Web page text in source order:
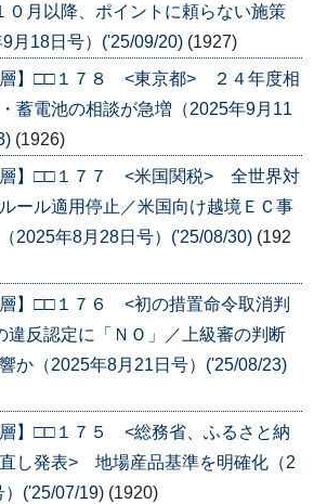
月以降、ポイントに頼らない施策
月18日号）('25/09/20) (1927)
層】□□１７８ <東京都> ２４年度相
蓄電池の相談が急増（2025年9月11
(1926)
層】□□１７７ <米国関税> 全世界対
ール適用停止／米国向け越境ＥＣ事
2025年8月28日号）('25/08/30) (192
層】□□１７６ <初の措置命令取消判
反認定に「ＮＯ」／上級審の判断
か（2025年8月21日号）('25/08/23)
層】□□１７５ <総務省、ふるさと納
し発表> 地場産品基準を明確化（2
('25/07/19) (1920)